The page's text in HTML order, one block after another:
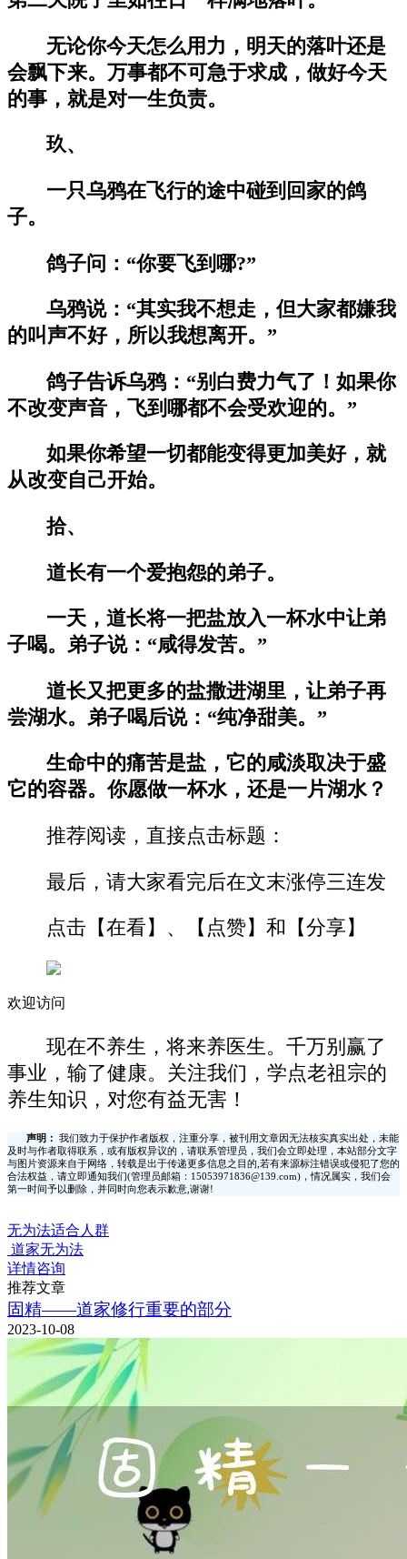
无论你今天怎么用力，明天的落叶还是
会飘下来。万事都不可急于求成，做好今天
的事，就是对一生负责。
玖、
一只乌鸦在飞行的途中碰到回家的鸽
子。
鸽子问：“你要飞到哪?”
乌鸦说：“其实我不想走，但大家都嫌我
的叫声不好，所以我想离开。”
鸽子告诉乌鸦：“别白费力气了！如果你
不改变声音，飞到哪都不会受欢迎的。”
如果你希望一切都能变得更加美好，就
从改变自己开始。
拾、
道长有一个爱抱怨的弟子。
一天，道长将一把盐放入一杯水中让弟
子喝。弟子说：“咸得发苦。”
道长又把更多的盐撒进湖里，让弟子再
尝湖水。弟子喝后说：“纯净甜美。”
生命中的痛苦是盐，它的咸淡取决于盛
它的容器。你愿做一杯水，还是一片湖水？
推荐阅读，直接点击标题：
最后，请大家看完后在文末涨停三连发
点击【在看】、【点赞】和【分享】
欢迎访问
现在不养生，将来养医生。千万别赢了
事业，输了健康。关注我们，学点老祖宗的
养生知识，对您有益无害！
声明：
我们致力于保护作者版权，注重分享，被刊用文章因无法核实真实出处，未能
及时与作者取得联系，或有版权异议的，请联系管理员，我们会立即处理，本站部分文字
与图片资源来自于网络，转载是出于传递更多信息之目的,若有来源标注错误或侵犯了您的
合法权益，请立即通知我们(管理员邮箱：15053971836@139.com)，情况属实，我们会
第一时间予以删除，并同时向您表示歉意,谢谢!
无为法适合人群
道家无为法
详情咨询
推荐文章
固精——道家修行重要的部分
2023-10-08